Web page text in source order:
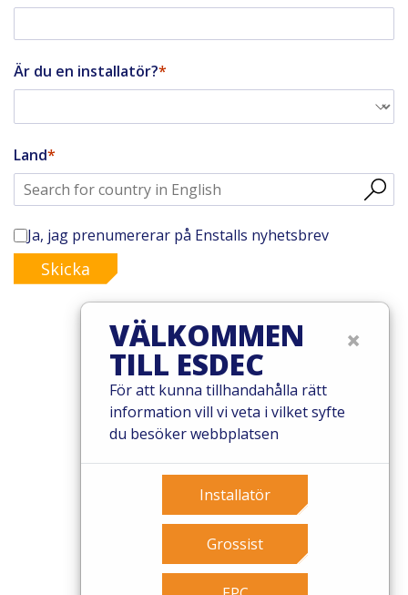
Är du en installatör?
Land
Ja, jag prenumererar på Enstalls nyhetsbrev
Skicka
© 2026 Esdec. Alla rättigheter förbehållna
Patent
Villkor
Garantivillkor
Governance
Cookies
×
VÄLKOMMEN
TILL ESDEC
För att kunna tillhandahålla rätt
information vill vi veta i vilket syfte
du besöker webbplatsen
Installatör
Grossist